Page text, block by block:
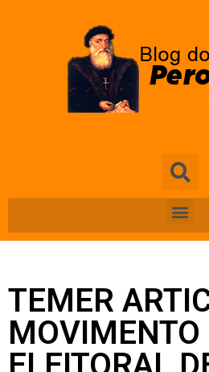
TEMER
MOVIMENTO